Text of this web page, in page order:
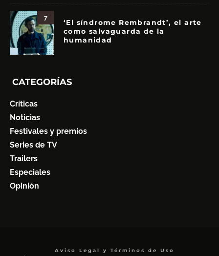
7
‘El síndrome Rembrandt’, el arte
como salvaguarda de la
humanidad
CATEGORÍAS
Críticas
Noticias
Festivales y premios
Series de TV
Trailers
Especiales
Opinión
Aviso Legal y Términos de Uso